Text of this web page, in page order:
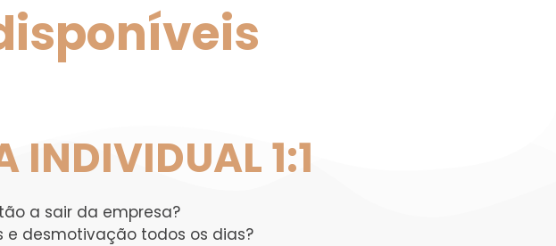
INDIVIDUAL 1:1
a sair da empresa?
desmotivação todos os dias?